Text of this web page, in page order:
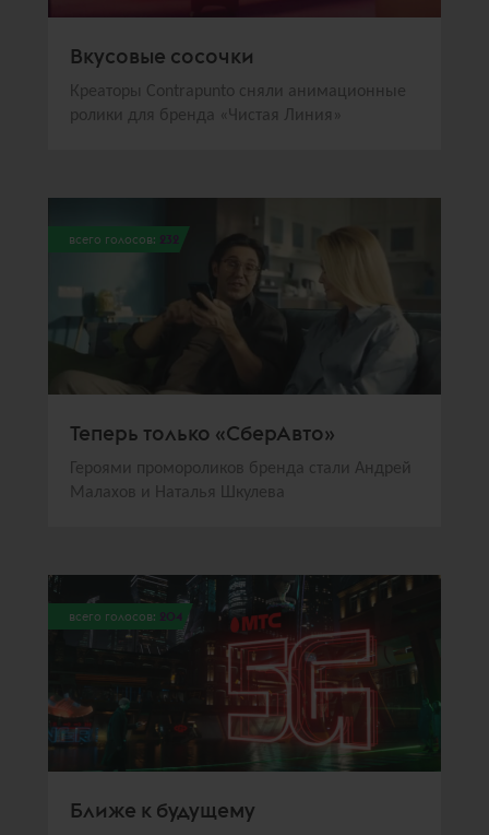
Вкусовые сосочки
Креаторы Contrаpunto сняли анимационные
ролики для бренда «Чистая Линия»
всего голосов: 232
Теперь только «СберАвто»
Героями промороликов бренда стали Андрей
Малахов и Наталья Шкулева
всего голосов: 204
Ближе к будущему